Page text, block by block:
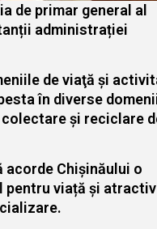
de primar general al
administrației
de viaţă şi
în diverse
și reciclare
Chişinăului o
pentru viață și atractiv